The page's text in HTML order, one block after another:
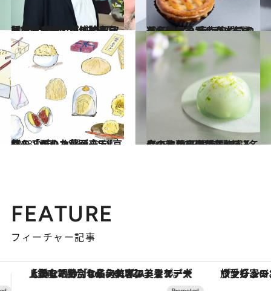
2023.11.8
【前篇を読む】ピエール・エルメ・パリ25周年＆ピエール・エルメ来日記念！ 銀座 「FARO（ファロ）」での初体験とは？
グルメ 2023.10.31
スイーツなかのが本気で選び抜いた 東京で愛される名物アップルパイ5選 差し入れや手土産にしても喜ばれる！
グルメ
2023.10.7
待ちこがれた秋が来ました！ いましか買えない 京都の「栗のお菓子」5選
グルメ 2023.10.27
今、注目の洋菓子作家2名による 10日限定“まぼろしの和菓子屋”が開店 【ここでしか出会えない！】
グルメ
FEATURE
フィーチャー記事
ヴァシュロン・コンスタンタン「オーヴァーシーズ・オートマティック」。旅愛好家のお気に入りコレクションから、ジェンダーレスな新作が登場